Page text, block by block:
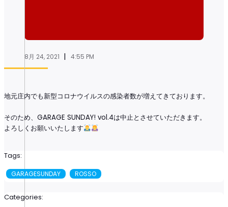
8月 24, 2021 | 4:55 PM
地元庄内でも新型コロナウイルスの感染者数が増えてきております。
そのため、GARAGE SUNDAY! vol.4は中止とさせていただきます。
よろしくお願いいたします
Tags:
GARAGESUNDAY ROSSO
Categories: